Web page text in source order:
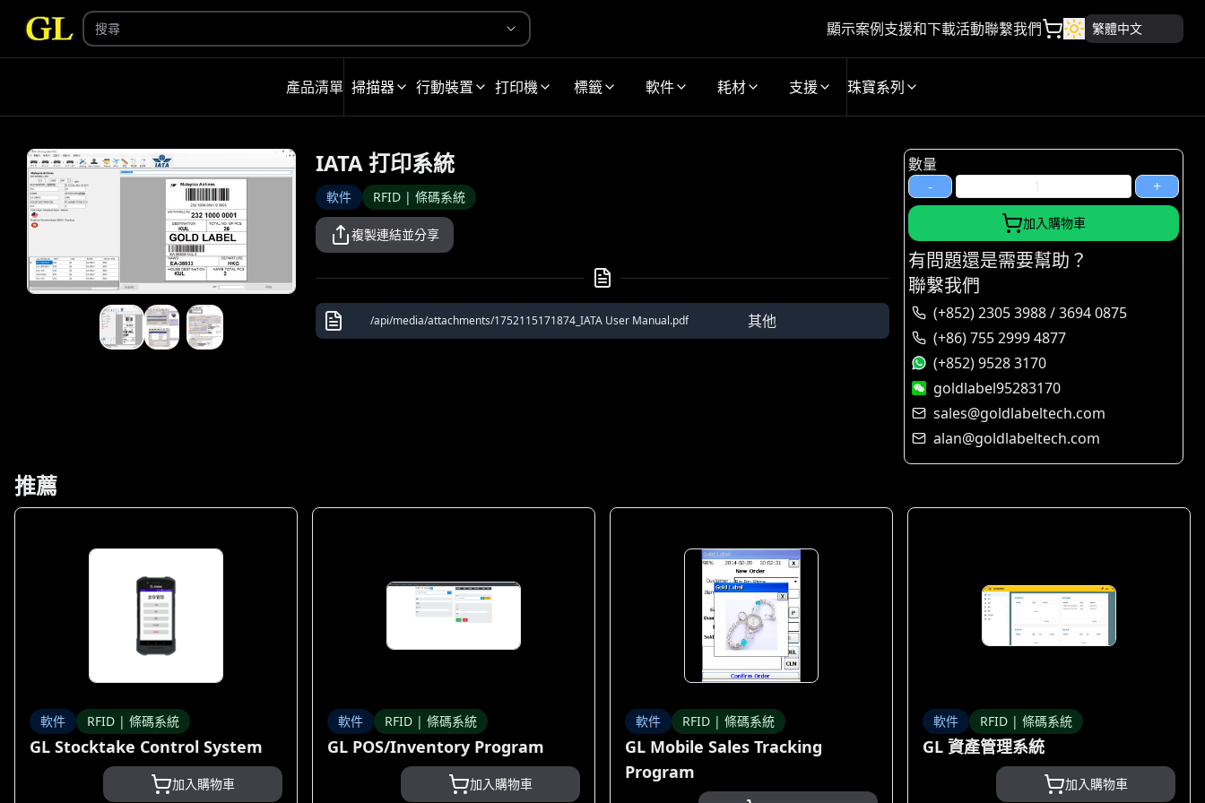
顯示案例支援和下載活動聯繫我們 繁體中文
產品清單 掃描器 行動裝置 打印機 標籤 軟件 耗材 支援 珠寶系列
IATA 打印系統
軟件 RFID | 條碼系統
複製連結並分享
/api/media/attachments/1752115171874_IATA User Manual.pdf 其他
數量
-
+
加入購物車
有問題還是需要幫助？
聯繫我們
(+852) 2305 3988 / 3694 0875
(+86) 755 2999 4877
(+852) 9528 3170
goldlabel95283170
sales@goldlabeltech.com
alan@goldlabeltech.com
推薦
軟件 RFID | 條碼系統
GL Stocktake Control System
加入購物車
軟件 RFID | 條碼系統
GL POS/Inventory Program
加入購物車
軟件 RFID | 條碼系統
GL Mobile Sales Tracking
Program
軟件 RFID | 條碼系統
GL 資產管理系統
加入購物車